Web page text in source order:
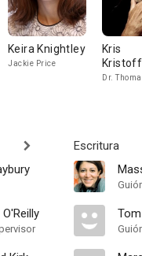
Keira Knightley
Jackie Price
Kris
Dr.
Escritura